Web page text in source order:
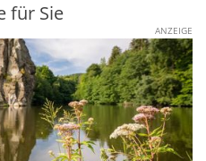
für Sie
ANZEIGE